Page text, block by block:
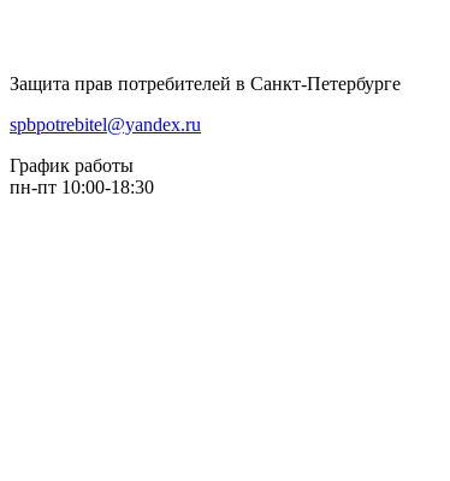
Защита прав потребителей в Санкт-Петербурге
spbpotrebitel@yandex.ru
График работы
пн-пт 10:00-18:30